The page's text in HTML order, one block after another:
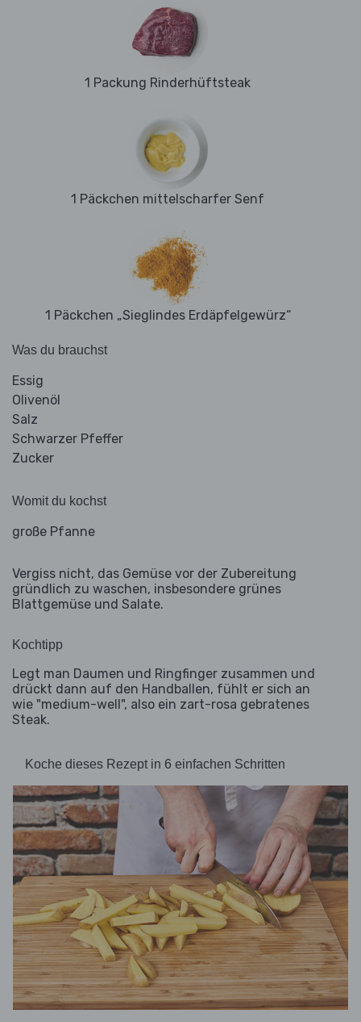
1 Packung Rinderhüftsteak
1 Päckchen mittelscharfer Senf
1 Päckchen „Sieglindes Erdäpfelgewürz“
Was du brauchst
Essig
Olivenöl
Salz
Schwarzer Pfeffer
Zucker
Womit du kochst
große Pfanne
Vergiss nicht, das Gemüse vor der Zubereitung
gründlich zu waschen, insbesondere grünes
Blattgemüse und Salate.
Kochtipp
Legt man Daumen und Ringfinger zusammen und
drückt dann auf den Handballen, fühlt er sich an
wie "medium-well", also ein zart-rosa gebratenes
Steak.
Koche dieses Rezept in 6 einfachen Schritten